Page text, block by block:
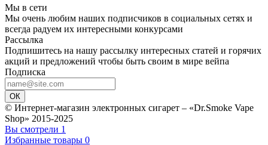
Мы в сети
Мы очень любим наших подписчиков в социальных сетях и
всегда радуем их интересными конкурсами
Рассылка
Подпишитесь на нашу рассылку интересных статей и горячих
акций и предложений чтобы быть своим в мире вейпа
Подписка
ОК
© Интернет-магазин электронных сигарет – «Dr.Smoke Vape
Shop» 2015-2025
Вы смотрели 1
Избранные товары 0